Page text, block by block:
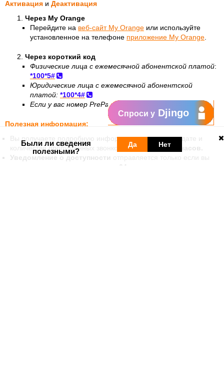
Активация и Деактивация
Через My Orange
Перейдите на веб-сайт My Orange или используйте
установленное на телефоне приложение My Orange
Через короткий код
Физические лица с ежемесячной абонентской платой:
*100*5#
Юридические лица с ежемесячной абонентской
платой: *100*4#
Если у вас номер PrePay:
Полезная информация:
Вы получаете подробную информацию о времени, дате и
количестве пропущенных звонков за последние 12 часов.
Уведомление о доступности отправляется только если вы
24 часов после звонка
Были ли сведения
полезными?
Да Нет
Спроси у Djingo